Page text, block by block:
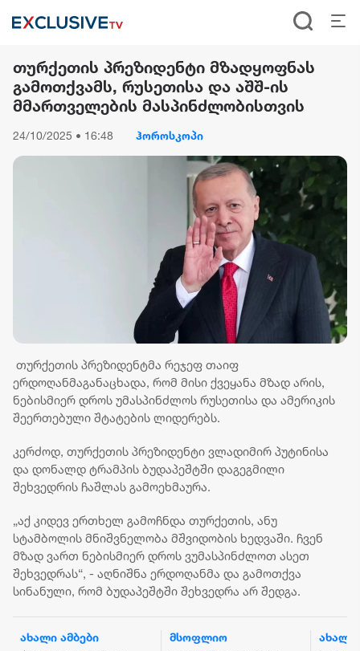
თურქეთის პრეზიდენტი მზადყოფნას
გამოთქვამს, რუსეთისა და აშშ-ის
მმართველების მასპინძლობისთვის
24/10/2025 • 16:48 ჰოროსკოპი
თურქეთის პრეზიდენტმა რეჯეფ თაიფ
ერდოღანმაგანაცხადა, რომ მისი ქვეყანა მზად არის,
ნებისმიერ დროს უმასპინძლოს რუსეთისა და ამერიკის
შეერთებული შტატების ლიდერებს.
კერძოდ, თურქეთის პრეზიდენტი ვლადიმირ პუტინისა
და დონალდ ტრამპის ბუდაპეშტში დაგეგმილი
შეხვედრის ჩაშლას გამოეხმაურა.
„აქ კიდევ ერთხელ გამოჩნდა თურქეთის, ანუ
სტამბოლის მნიშვნელობა მშვიდობის ხედვაში. ჩვენ
მზად ვართ ნებისმიერ დროს ვუმასპინძლოთ ასეთ
შეხვედრას“, - აღნიშნა ერდოღანმა და გამოთქვა
სინანული, რომ ბუდაპეშტში შეხვედრა არ შედგა.
მსოფლიო ახალი ამბები